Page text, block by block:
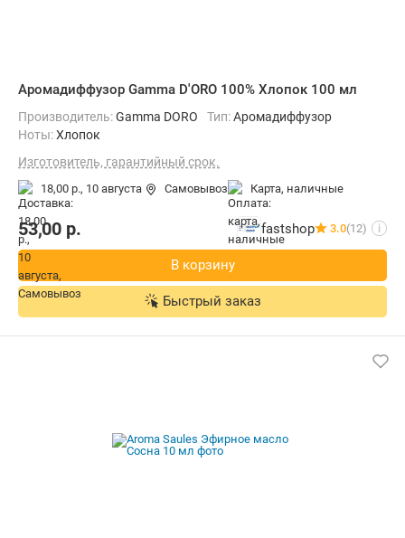
Аромадиффузор Gamma D'ORO 100% Хлопок 100 мл
Производитель:Gamma DORO Тип:Аромадиффузор
Ноты:Хлопок
Изготовитель, гарантийный срок.
18,00 р., 10 августа Самовывоз карта, наличные
53,00 р. fastshop 3.0(12) i
В корзину
Быстрый заказ